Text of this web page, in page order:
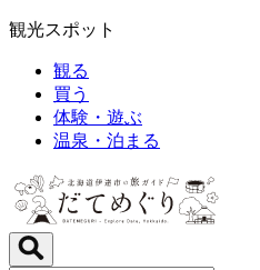
観光スポット
観る
買う
体験・遊ぶ
温泉・泊まる